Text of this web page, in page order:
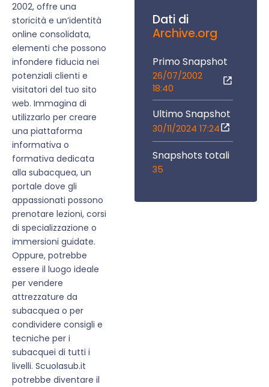
2002, offre una
storicità e un’identità
online consolidata,
elementi che possono
infondere fiducia nei
potenziali clienti e
visitatori del tuo sito
web. Immagina di
utilizzarlo per creare
una piattaforma
informativa o
formativa dedicata
alla subacquea, un
portale dove gli
appassionati possono
prenotare lezioni, corsi
di specializzazione o
immersioni guidate.
Oppure, potrebbe
essere il luogo ideale
per vendere
attrezzature da
subacquea o per
condividere consigli e
tecniche per i
subacquei di tutti i
livelli. Scuolasub.it
potrebbe diventare il
Dati di
Archive.org
Primo Snapshot
26/07/2002
18:40
Ultimo Snapshot
30/11/2024 17:24
Snapshots totali
35